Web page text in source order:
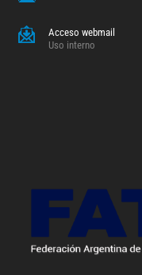
Acceso webmail
Uso interno